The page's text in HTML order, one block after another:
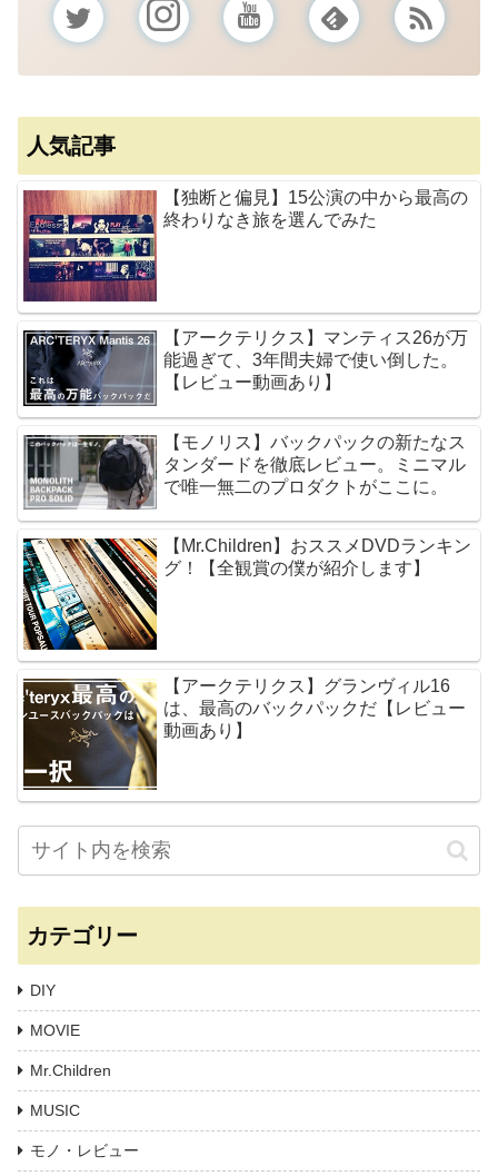
人気記事
【独断と偏見】15公演の中から最高の
終わりなき旅を選んでみた
【アークテリクス】マンティス26が万
能過ぎて、3年間夫婦で使い倒した。
【レビュー動画あり】
【モノリス】バックパックの新たなス
タンダードを徹底レビュー。ミニマル
で唯一無二のプロダクトがここに。
【Mr.Children】おススメDVDランキン
グ！【全観賞の僕が紹介します】
【アークテリクス】グランヴィル16
は、最高のバックパックだ【レビュー
動画あり】
カテゴリー
DIY
MOVIE
Mr.Children
MUSIC
モノ・レビュー